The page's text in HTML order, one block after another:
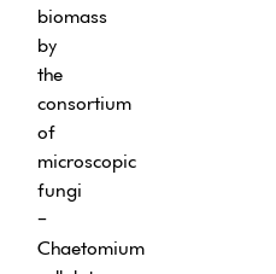
biomass
by
the
consortium
of
microscopic
fungi
-
Chaetomium